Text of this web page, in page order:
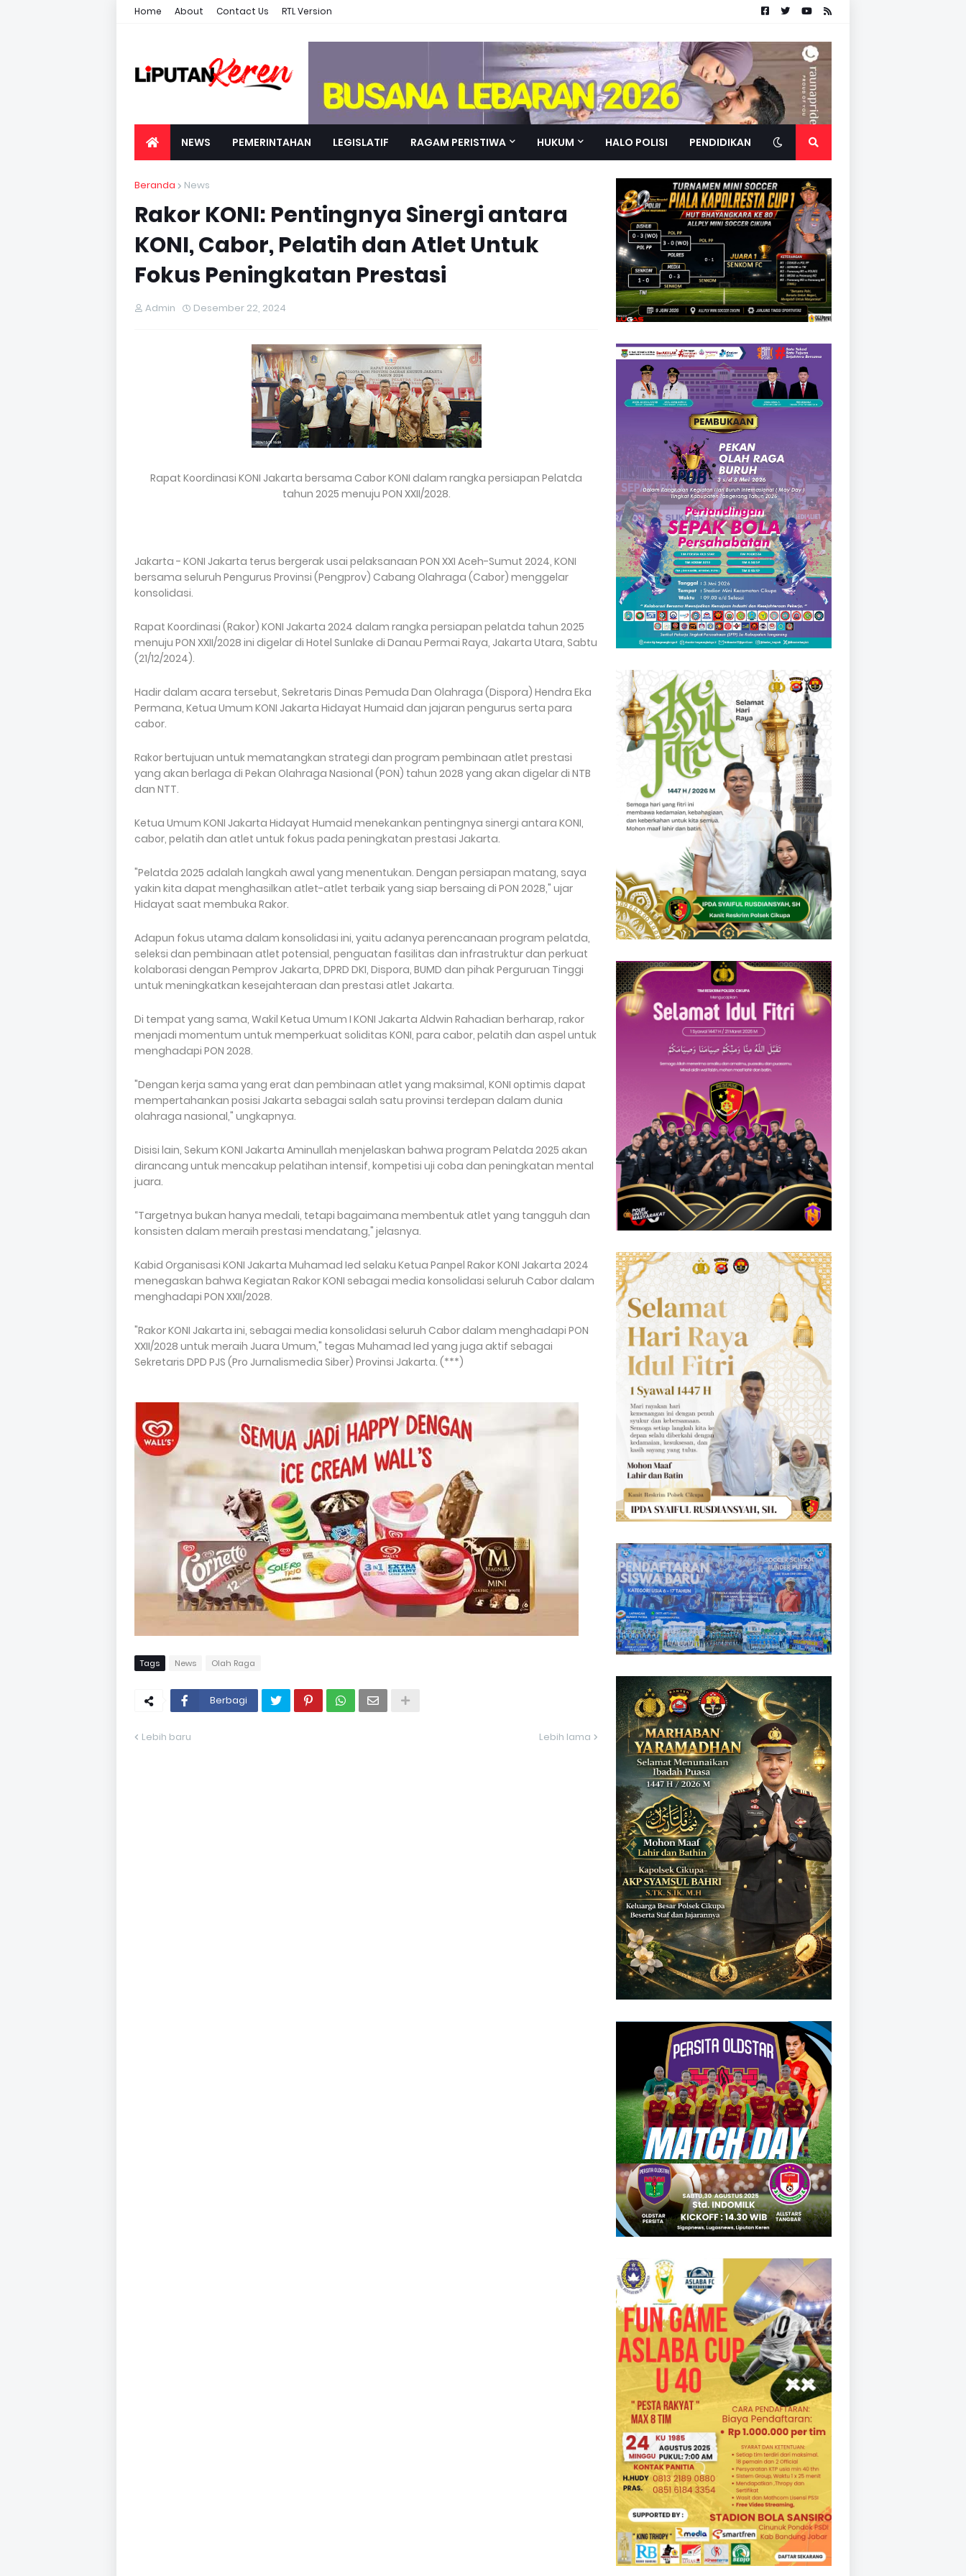
Home About Contact Us RTL Version
NEWS PEMERINTAHAN LEGISLATIF RAGAM PERISTIWA HUKUM HALO POLISI PENDIDIKAN
Beranda News
Rakor KONI: Pentingnya Sinergi antara
KONI, Cabor, Pelatih dan Atlet Untuk
Fokus Peningkatan Prestasi
Admin Desember 22, 2024
Rapat Koordinasi KONI Jakarta bersama Cabor KONI dalam rangka persiapan Pelatda
tahun 2025 menuju PON XXII/2028.
Jakarta - KONI Jakarta terus bergerak usai pelaksanaan PON XXI Aceh-Sumut 2024, KONI
bersama seluruh Pengurus Provinsi (Pengprov) Cabang Olahraga (Cabor) menggelar
konsolidasi.
Rapat Koordinasi (Rakor) KONI Jakarta 2024 dalam rangka persiapan pelatda tahun 2025
menuju PON XXII/2028 ini digelar di Hotel Sunlake di Danau Permai Raya, Jakarta Utara, Sabtu
(21/12/2024).
Hadir dalam acara tersebut, Sekretaris Dinas Pemuda Dan Olahraga (Dispora) Hendra Eka
Permana, Ketua Umum KONI Jakarta Hidayat Humaid dan jajaran pengurus serta para
cabor.
Rakor bertujuan untuk mematangkan strategi dan program pembinaan atlet prestasi
yang akan berlaga di Pekan Olahraga Nasional (PON) tahun 2028 yang akan digelar di NTB
dan NTT.
Ketua Umum KONI Jakarta Hidayat Humaid menekankan pentingnya sinergi antara KONI,
cabor, pelatih dan atlet untuk fokus pada peningkatan prestasi Jakarta.
"Pelatda 2025 adalah langkah awal yang menentukan. Dengan persiapan matang, saya
yakin kita dapat menghasilkan atlet-atlet terbaik yang siap bersaing di PON 2028," ujar
Hidayat saat membuka Rakor.
Adapun fokus utama dalam konsolidasi ini, yaitu adanya perencanaan program pelatda,
seleksi dan pembinaan atlet potensial, penguatan fasilitas dan infrastruktur dan perkuat
kolaborasi dengan Pemprov Jakarta, DPRD DKI, Dispora, BUMD dan pihak Perguruan Tinggi
untuk meningkatkan kesejahteraan dan prestasi atlet Jakarta.
Di tempat yang sama, Wakil Ketua Umum I KONI Jakarta Aldwin Rahadian berharap, rakor
menjadi momentum untuk memperkuat soliditas KONI, para cabor, pelatih dan aspel untuk
menghadapi PON 2028.
"Dengan kerja sama yang erat dan pembinaan atlet yang maksimal, KONI optimis dapat
mempertahankan posisi Jakarta sebagai salah satu provinsi terdepan dalam dunia
olahraga nasional," ungkapnya.
Disisi lain, Sekum KONI Jakarta Aminullah menjelaskan bahwa program Pelatda 2025 akan
dirancang untuk mencakup pelatihan intensif, kompetisi uji coba dan peningkatan mental
juara.
“Targetnya bukan hanya medali, tetapi bagaimana membentuk atlet yang tangguh dan
konsisten dalam meraih prestasi mendatang," jelasnya.
Kabid Organisasi KONI Jakarta Muhamad Ied selaku Ketua Panpel Rakor KONI Jakarta 2024
menegaskan bahwa Kegiatan Rakor KONI sebagai media konsolidasi seluruh Cabor dalam
menghadapi PON XXII/2028.
"Rakor KONI Jakarta ini, sebagai media konsolidasi seluruh Cabor dalam menghadapi PON
XXII/2028 untuk meraih Juara Umum," tegas Muhamad Ied yang juga aktif sebagai
Sekretaris DPD PJS (Pro Jurnalismedia Siber) Provinsi Jakarta. (***)
Tags News Olah Raga
Berbagi
Lebih baru Lebih lama